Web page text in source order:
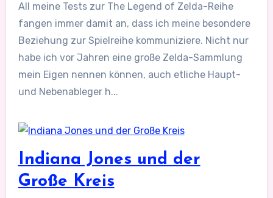
All meine Tests zur The Legend of Zelda-Reihe
fangen immer damit an, dass ich meine besondere
Beziehung zur Spielreihe kommuniziere. Nicht nur
habe ich vor Jahren eine große Zelda-Sammlung
mein Eigen nennen können, auch etliche Haupt-
und Nebenableger h...
Indiana Jones und der
Große Kreis